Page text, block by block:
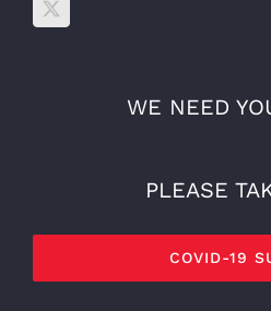
WE NEED
PLEASE
COVID-19